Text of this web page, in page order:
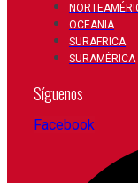
OCEANIA
SURAFRICA
SURAMÉRICA
Síguenos
Facebook